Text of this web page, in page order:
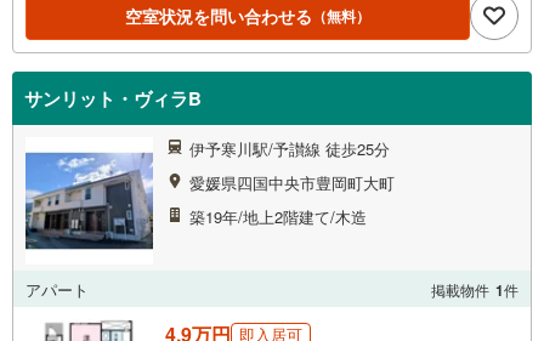
空室状況を問い合わせる （無料）
サンリット・ヴィラB
伊予寒川駅/予讃線 徒歩25分
愛媛県四国中央市豊岡町大町
築19年/地上2階建て/木造
アパート 掲載物件 1件
4.9万円 即入居可